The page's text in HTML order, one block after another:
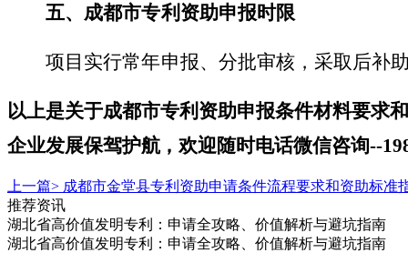
五、 成都市专利资助申报时限
项目实行常年申报、分批审核，采取后补
以上是关于成都市专利资助申报条件材料要求
企业发展保驾护航，欢迎随时电话微信咨询--
上一篇> 成都市金堂县专利资助申请条件流程要求和资助标准
推荐资讯
湖北省高价值发明专利：申请全攻略、价值解析与避坑指南
湖北省高价值发明专利：申请全攻略、价值解析与避坑指南